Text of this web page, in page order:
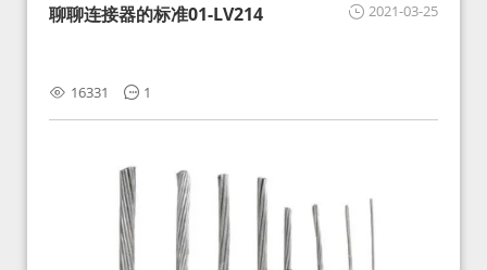
2021-03-25
聊聊连接器的标准01-LV214
16331 1